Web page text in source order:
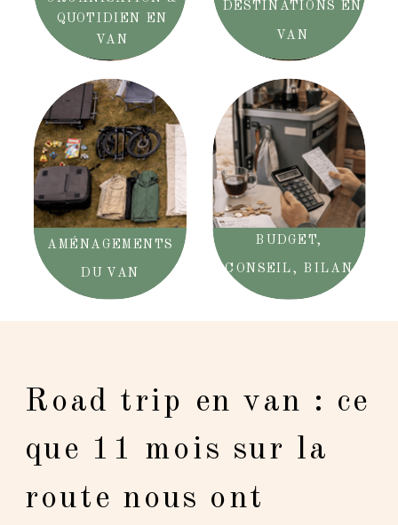
AMÉNAGEMENTS
DU VAN
DESTINATIONS EN
VAN
QUOTIDIEN EN
VAN
BUDGET,
CONSEIL, BILAN
Road trip en van : ce
que 11 mois sur la
route nous ont